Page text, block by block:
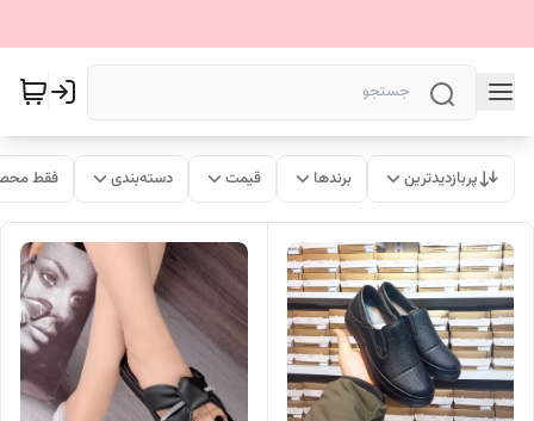
پربازدیدترین برندها قیمت دسته‌بندی فقط